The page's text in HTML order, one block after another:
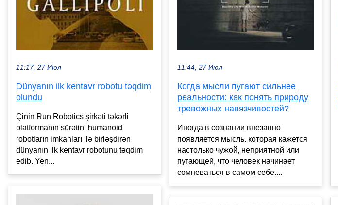
11:17, 27 Июл
Dünyanın ilk kentavr robotu təqdim
olundu
Çinin Run Robotics şirkəti təkərli
platformanın sürətini humanoid
robotların imkanları ilə birləşdirən
dünyanın ilk kentavr robotunu təqdim
edib. Yen...
11:44, 27 Июл
Когда мысли пугают сильнее
реальности: как понять природу
тревожных навязчивостей?
Иногда в сознании внезапно
появляется мысль, которая кажется
настолько чужой, неприятной или
пугающей, что человек начинает
сомневаться в самом себе....